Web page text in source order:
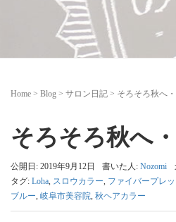
Home > Blog > サロン日記 > そろそろ秋へ・
そろそろ秋へ・
公開日: 2019年9月12日 書いた人: Nozomi
タグ: Loha, スロウカラー, ファイバープレ
ブルー, 岐阜市美容院, 秋ヘアカラー